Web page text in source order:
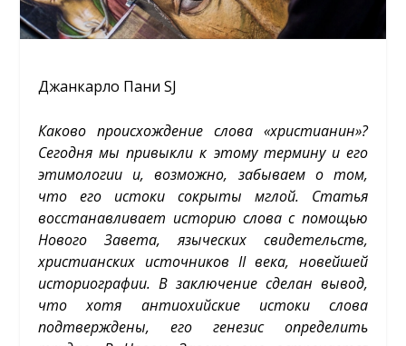
Джанкарло Пани SJ
Каково происхождение слова «христианин»?
Сегодня мы привыкли к этому термину и его
этимологии и, возможно, забываем о том,
что его истоки сокрыты мглой. Статья
восстанавливает историю слова с помощью
Нового Завета, языческих свидетельств,
христианских источников II века, новейшей
историографии. В заключение сделан вывод,
что хотя антиохийские истоки слова
подтверждены, его генезис определить